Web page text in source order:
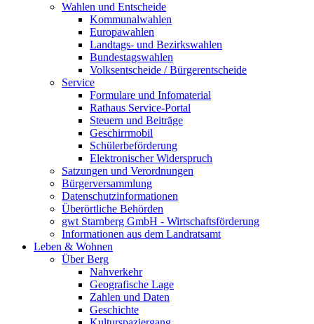
Wahlen und Entscheide
Kommunalwahlen
Europawahlen
Landtags- und Bezirkswahlen
Bundestagswahlen
Volksentscheide / Bürgerentscheide
Service
Formulare und Infomaterial
Rathaus Service-Portal
Steuern und Beiträge
Geschirrmobil
Schülerbeförderung
Elektronischer Widerspruch
Satzungen und Verordnungen
Bürgerversammlung
Datenschutzinformationen
Überörtliche Behörden
gwt Starnberg GmbH - Wirtschaftsförderung
Informationen aus dem Landratsamt
Leben & Wohnen
Über Berg
Nahverkehr
Geografische Lage
Zahlen und Daten
Geschichte